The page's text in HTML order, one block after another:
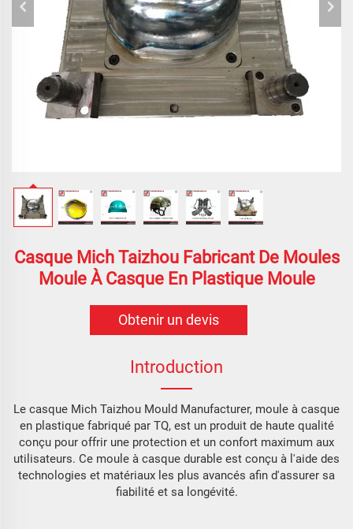
Casque Mich Taizhou Fabricant De Moules
Moule À Casque En Plastique Moule
Obtenir un devis
Introduction
Le casque Mich Taizhou Mould Manufacturer, moule à casque
en plastique fabriqué par TQ, est un produit de haute qualité
conçu pour offrir une protection et un confort maximum aux
utilisateurs. Ce moule à casque durable est conçu à l'aide des
technologies et matériaux les plus avancés afin d'assurer sa
fiabilité et sa longévité.